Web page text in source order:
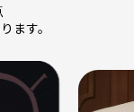
ます。